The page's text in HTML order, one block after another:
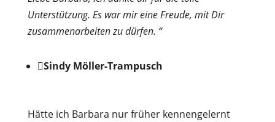
Unterstützung. Es war mir eine Freude, mit Dir
zusammenarbeiten zu dürfen. “
Sindy Möller-Trampusch
Hätte ich Barbara nur früher kennengelernt